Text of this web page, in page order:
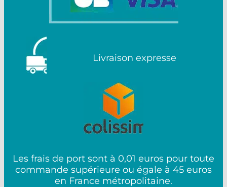
Livraison expresse
Les frais de port sont à 0,01 euros pour toute
commande supérieure ou égale à 45 euros
en France métropolitaine.